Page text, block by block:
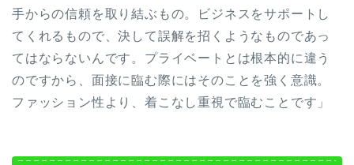
手からの信頼を取り結ぶもの。ビジネスをサポートし
てくれるもので、決して誤解を招くようなものであっ
てはならないんです。プライベートとは根本的に違う
のですから、面接に臨む際にはそのことを強く意識。
ファッション性より、着こなし重視で臨むことです」